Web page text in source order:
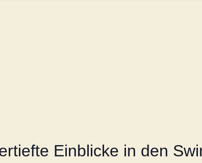
Einblicke in den